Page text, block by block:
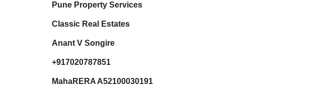
Pune Property Services
Classic Real Estates
Anant V Songire
+917020787851
MahaRERA A52100030191